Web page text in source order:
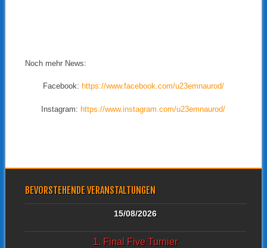
Noch mehr News:
Facebook: https://www.facebook.com/u23emnaurod/
Instagram: https://www.instagram.com/u23emnaurod/
BEVORSTEHENDE VERANSTALTUNGEN
15/08/2026
1. Final Five Turnier